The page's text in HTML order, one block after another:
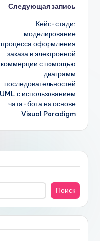
Следующая запись
Кейс-стади:
моделирование
процесса оформления
заказа в электронной
коммерции с помощью
диаграмм
последовательностей
UML с использованием
чата-бота на основе
Visual Paradigm
Поиск